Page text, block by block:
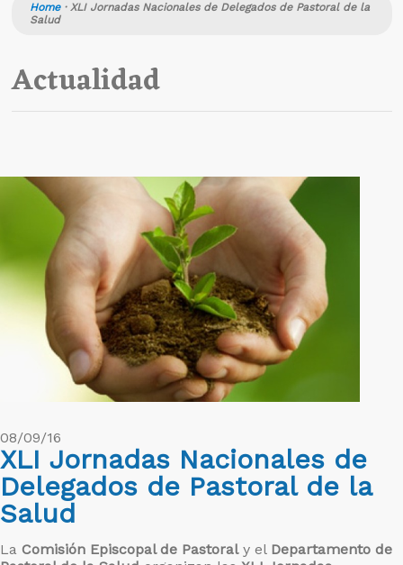
Home· XLI Jornadas Nacionales de Delegados de Pastoral de la
Salud
Actualidad
08/09/16
XLI Jornadas Nacionales de
Delegados de Pastoral de la
Salud
La Comisión Episcopal de Pastoraly el Departamento de